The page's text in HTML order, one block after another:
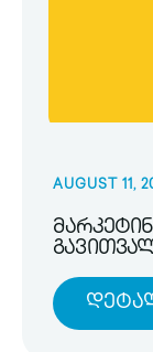
AUGUST 11,